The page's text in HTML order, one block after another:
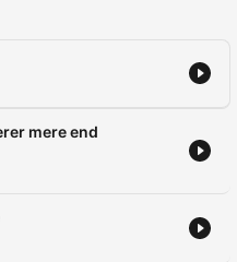
mere end